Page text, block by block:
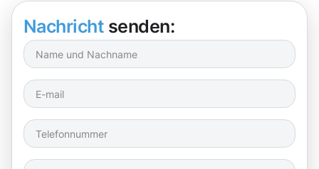
Nachricht senden: